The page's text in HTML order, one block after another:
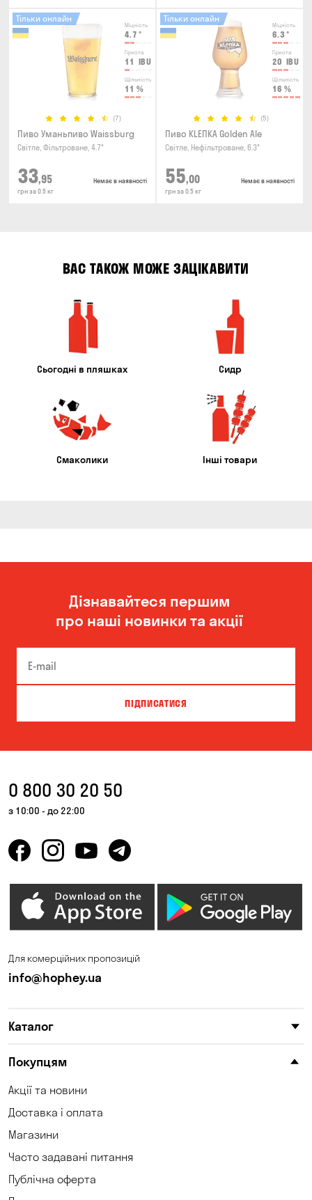
Міцність
4.7 °
Гіркота
11 IBU
Щільність
11 %
(7)
Тільки онлайн
Пиво Уманьпиво Waissburg
Світле, Фільтроване, 4.7°
33,95
грн за 0.5 кг
Немає в наявності
Міцність
6.3 °
Гіркота
20 IBU
Щільність
16 %
(5)
Тільки онлайн
Пиво KLEПКА Golden Ale
Світле, Нефільтроване, 6.3°
55,00
грн за 0.5 кг
Немає в наявності
ВАС ТАКОЖ МОЖЕ ЗАЦІКАВИТИ
Сьогодні в пляшках Сидр
Смаколики Інші товари
Дізнавайтеся першим
про наші новинки та акції
ПІДПИСАТИСЯ
0 800 30 20 50
з 10:00 - до 22:00
Для комерційних пропозицій
info@hophey.ua
Каталог
Покупцям
Акції та новини
Доставка і оплата
Магазини
Часто задавані питання
Публічна оферта